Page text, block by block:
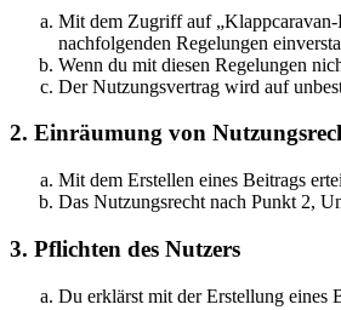
Mit dem Zugriff auf „Klappcaravan-
nachfolgenden Regelungen
Wenn du mit diesen Regelungen
Der Nutzungsvertrag wird auf
2. Einräumung von
Mit dem Erstellen eines Beitrags
Das Nutzungsrecht nach Punkt 2,
3. Pflichten des Nutzers
Du erklärst mit der Erstellung eines